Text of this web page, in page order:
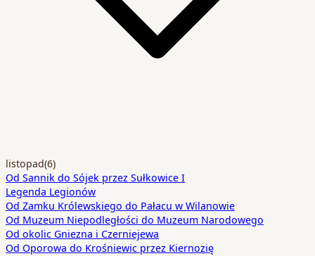
listopad(6)
Od Sannik do Sójek przez Sułkowice I
Legenda Legionów
Od Zamku Królewskiego do Pałacu w Wilanowie
Od Muzeum Niepodległości do Muzeum Narodowego
Od okolic Gniezna i Czerniejewa
Od Oporowa do Krośniewic przez Kiernozię